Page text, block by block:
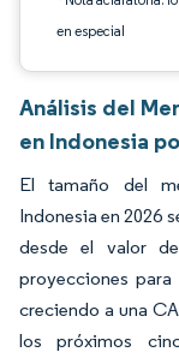
en especial
Análisis del
en Indonesia
El tamaño del
Indonesia en 2026
desde el valor
proyecciones para
creciendo a una
los próximos